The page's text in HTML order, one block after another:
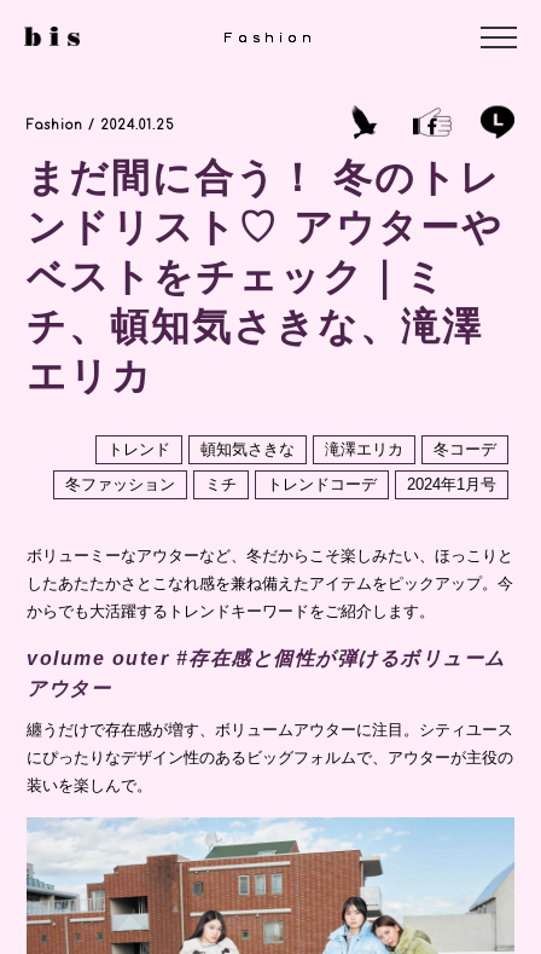
Fashion
Fashion / 2024.01.25
まだ間に合う！ 冬のトレ
ンドリスト♡ アウターや
ベストをチェック｜ミ
チ、頓知気さきな、滝澤
エリカ
トレンド 頓知気さきな 滝澤エリカ
冬コーデ
冬ファッション
ミチ トレンドコーデ 2024年1月号
ボリューミーなアウターなど、冬だからこそ楽しみたい、ほっこりと
したあたたかさとこなれ感を兼ね備えたアイテムをピックアップ。今
からでも大活躍するトレンドキーワードをご紹介します。
volume outer #存在感と個性が弾けるボリューム
アウター
纏うだけで存在感が増す、ボリュームアウターに注目。シティユース
にぴったりなデザイン性のあるビッグフォルムで、アウターが主役の
装いを楽しんで。
Fashion
Fashion